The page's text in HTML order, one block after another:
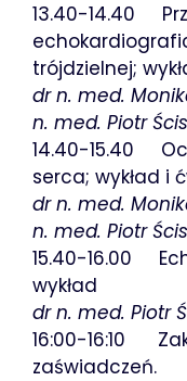
13.40-14.40
trójdzielnej;
dr n. med.
n. med. Piotr
14.40-15.40
serca; wykład i
dr n. med.
n. med. Piotr
15.40-16.00
wykład
dr n. med. Piotr
16:00-16:10
zaświadczeń.